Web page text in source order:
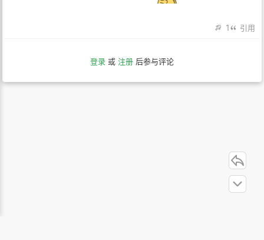
1 引用
登录 或 注册 后参与评论